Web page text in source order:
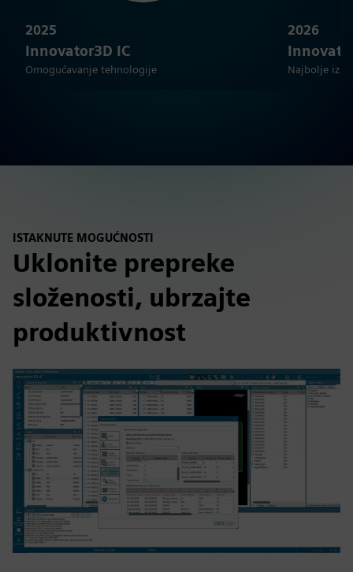
2025
Innovator3D IC
Omogućavanje tehnologije
2026
Najbolje iz
ISTAKNUTE MOGUĆNOSTI
Uklonite prepreke
složenosti, ubrzajte
produktivnost